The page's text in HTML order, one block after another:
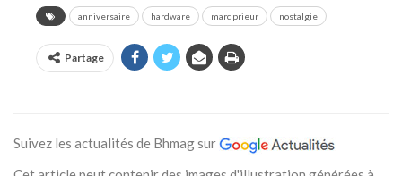
anniversaire hardware marc prieur nostalgie
Partage
Suivez les actualités de Bhmag sur